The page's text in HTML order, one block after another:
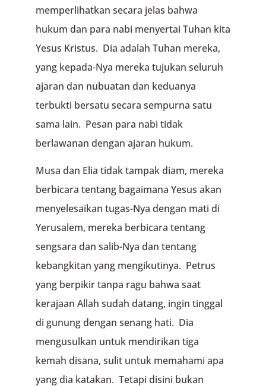
memperlihatkan secara jelas bahwa
hukum dan para nabi menyertai Tuhan kita
Yesus Kristus. Dia adalah Tuhan mereka,
yang kepada-Nya mereka tujukan seluruh
ajaran dan nubuatan dan keduanya
terbukti bersatu secara sempurna satu
sama lain. Pesan para nabi tidak
berlawanan dengan ajaran hukum.
Musa dan Elia tidak tampak diam, mereka
berbicara tentang bagaimana Yesus akan
menyelesaikan tugas-Nya dengan mati di
Yerusalem, mereka berbicara tentang
sengsara dan salib-Nya dan tentang
kebangkitan yang mengikutinya. Petrus
yang berpikir tanpa ragu bahwa saat
kerajaan Allah sudah datang, ingin tinggal
di gunung dengan senang hati. Dia
mengusulkan untuk mendirikan tiga
kemah disana, sulit untuk memahami apa
yang dia katakan. Tetapi disini bukan